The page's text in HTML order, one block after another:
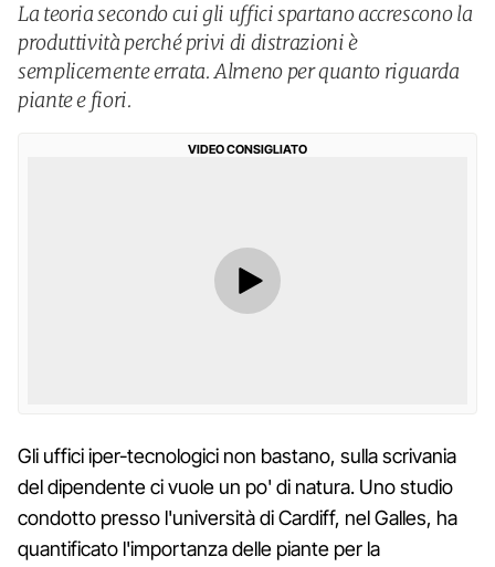
La teoria secondo cui gli uffici spartano accrescono la
produttività perché privi di distrazioni è
semplicemente errata. Almeno per quanto riguarda
piante e fiori.
VIDEO CONSIGLIATO
Gli uffici iper-tecnologici non bastano, sulla scrivania
del dipendente ci vuole un po' di natura. Uno studio
condotto presso l'università di Cardiff, nel Galles, ha
quantificato l'importanza delle piante per la